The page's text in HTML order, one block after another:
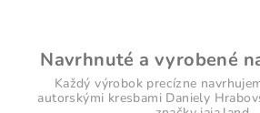
Navrhnuté a vyrobené
Každý výrobok precízne
autorskými kresbami Daniely